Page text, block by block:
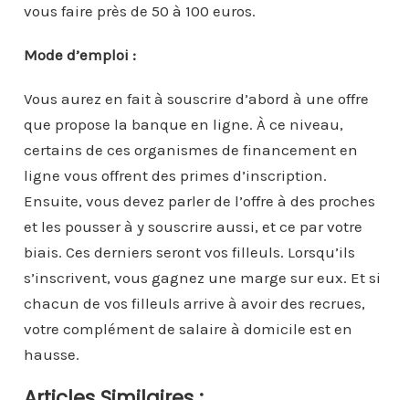
vous faire près de 50 à 100 euros.
Mode d’emploi :
Vous aurez en fait à souscrire d’abord à une offre
que propose la banque en ligne. À ce niveau,
certains de ces organismes de financement en
ligne vous offrent des primes d’inscription.
Ensuite, vous devez parler de l’offre à des proches
et les pousser à y souscrire aussi, et ce par votre
biais. Ces derniers seront vos filleuls. Lorsqu’ils
s’inscrivent, vous gagnez une marge sur eux. Et si
chacun de vos filleuls arrive à avoir des recrues,
votre complément de salaire à domicile est en
hausse.